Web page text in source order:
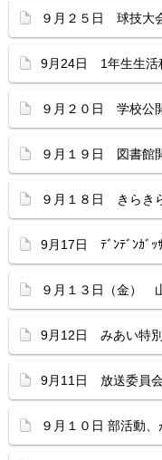
９月２５日 球技大
9月24日 1年生生活
９月２０日 学校公
９月１９日 図書館
９月１８日 きらき
9月17日 ﾃﾞﾝﾃﾞﾝｶﾞｯ
９月１３日（金）
9月12日 みあい特
9月11日 放送委員
９月１０日 部活動